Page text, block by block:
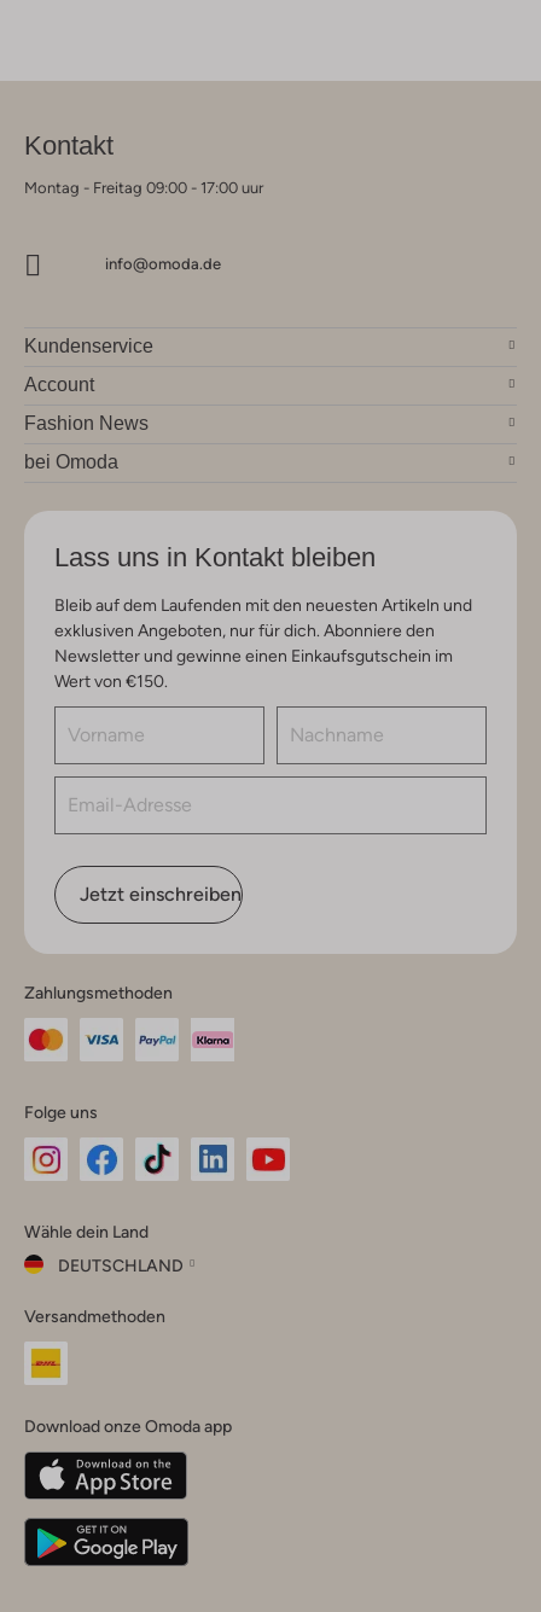
Kontakt
Montag - Freitag 09:00 - 17:00 uur
info@omoda.de
Kundenservice
Account
Fashion News
bei Omoda
Lass uns in Kontakt bleiben
Bleib auf dem Laufenden mit den neuesten Artikeln und
exklusiven Angeboten, nur für dich. Abonniere den
Newsletter und gewinne einen Einkaufsgutschein im
Wert von €150.
Jetzt einschreiben
Zahlungsmethoden
Folge uns
Instagram
Facebook
TikTok
Wähle dein Land
DEUTSCHLAND
dein
Land
Belgique(Français)
Deutschland
Versandmethoden
Download onze Omoda app